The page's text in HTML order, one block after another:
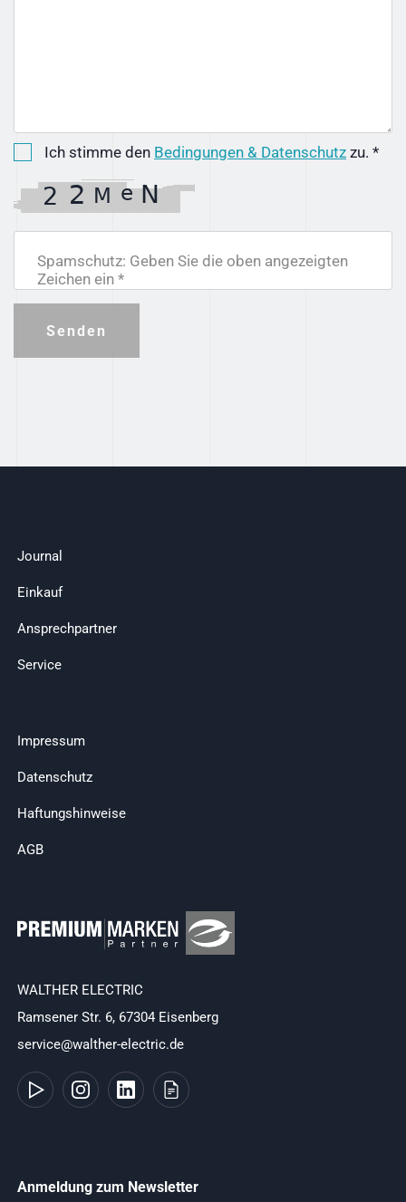
Ich stimme den Bedingungen & Datenschutz zu. *
Spamschutz: Geben Sie die oben angezeigten
Zeichen ein *
Senden
Journal
Einkauf
Ansprechpartner
Service
Impressum
Datenschutz
Haftungshinweise
AGB
WALTHER ELECTRIC
Ramsener Str. 6, 67304 Eisenberg
service@walther-electric.de
Anmeldung zum Newsletter